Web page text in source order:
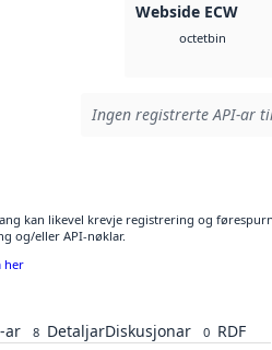
Webside ECW
octetbin
Ingen registrerte API-ar
kan likevel krevje registrering og
og/eller API-nøklar.
her
ar 8 DetaljarDiskusjonar 0 RDF